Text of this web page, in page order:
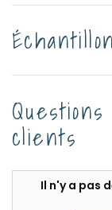
clients
Il n'y a pas